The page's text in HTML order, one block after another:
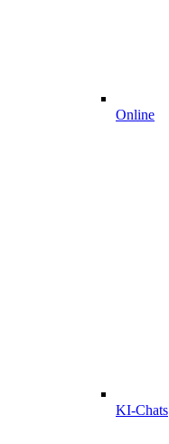
Online
KI-Chats